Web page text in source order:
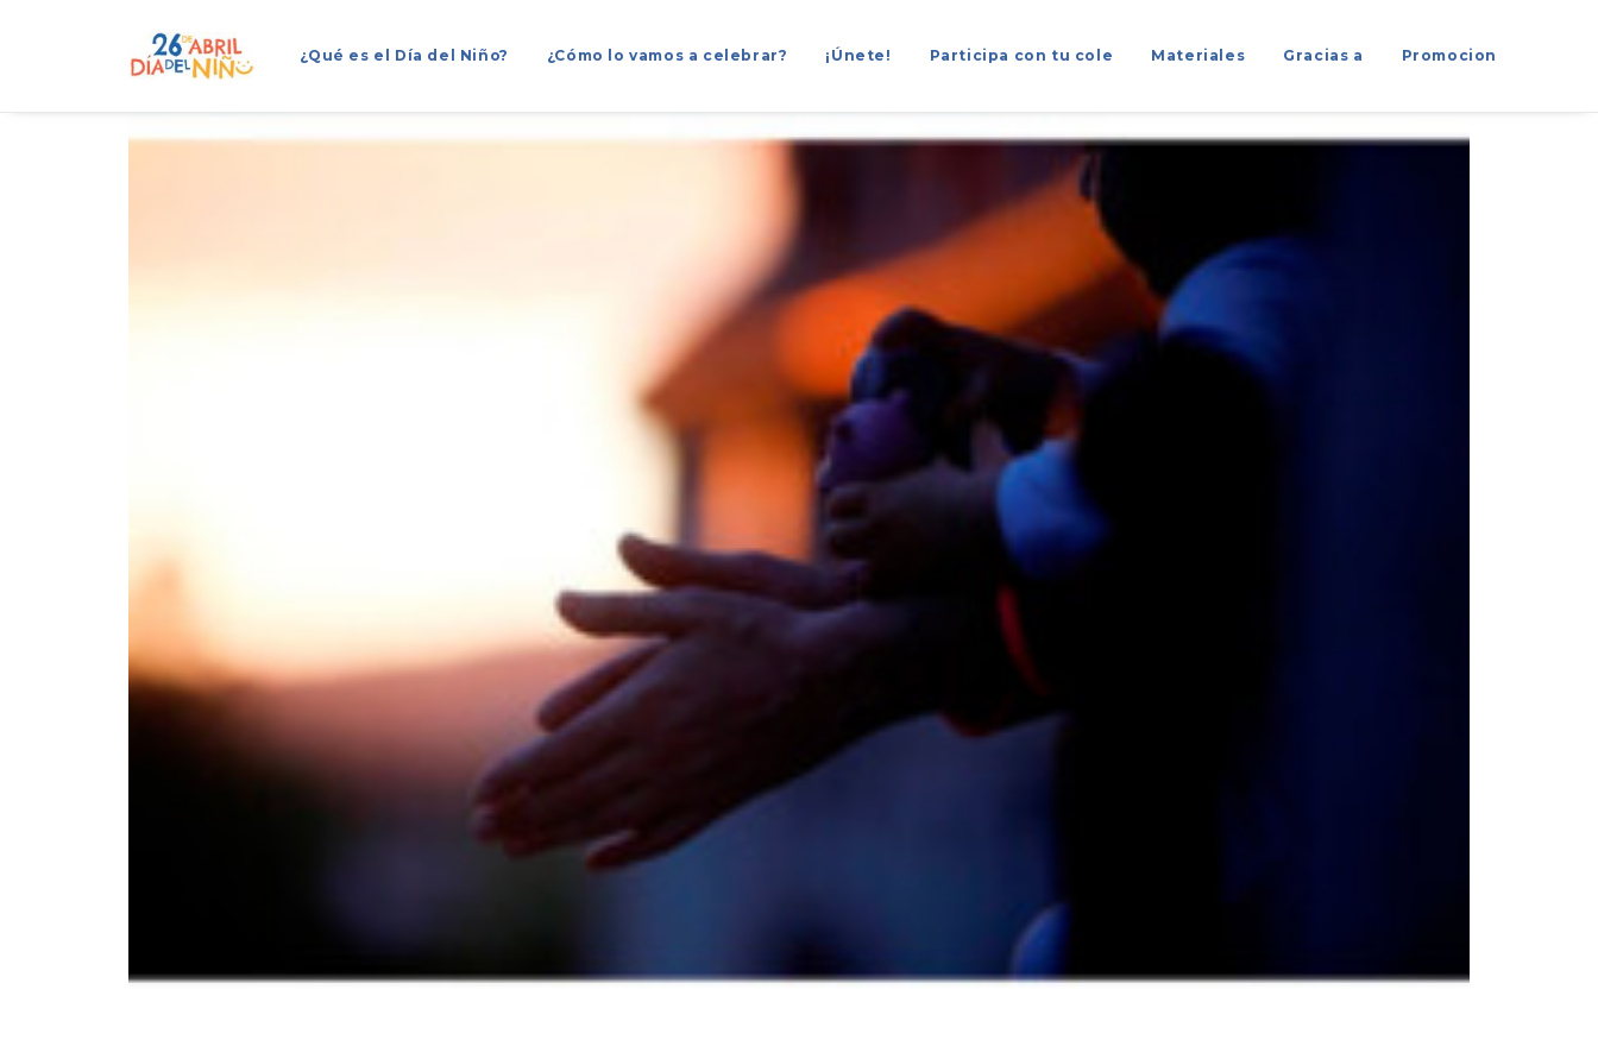
¿Qué es el Día del Niño? ¿Cómo lo vamos a celebrar? ¡Únete! Participa con tu cole Materiales Gracias a Promocion